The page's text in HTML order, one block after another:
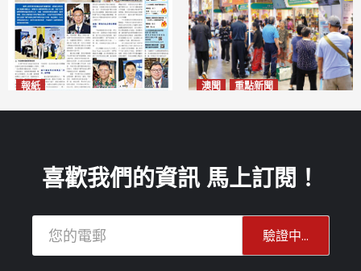
報紙 澳聞 重點新聞
2026-08-10
喜歡我們的資訊 馬上訂閱！